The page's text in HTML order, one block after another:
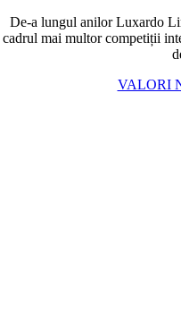
De-a lungul anilor Luxardo
cadrul mai multor competiții
VALORI